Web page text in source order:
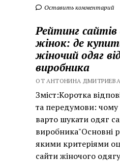
Оставить комментарий
Рейтинг сайтів
жінок: де
жіночий одяг
виробника
ОТ АНТОНИНА ДМИТРИЕВА
Зміст:Коротка
та передумови: чому
варто шукати одяг
виробника"Основні
якими критеріями
сайти жіночого